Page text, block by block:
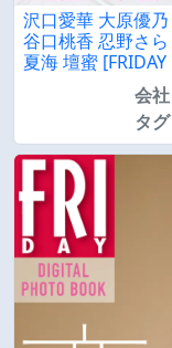
沢口愛華 大原優
谷口桃香 忍野さ
夏海 壇蜜
会社
タグ